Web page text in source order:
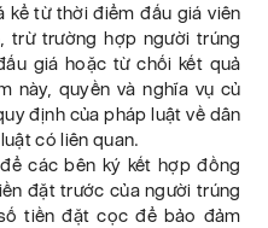
kể từ thời điểm đấu giá viên
trừ trường hợp người trúng
giá hoặc từ chối kết quả
này, quyền và nghĩa vụ củ
định của pháp luật về dân
có liên quan.
các bên ký kết hợp đồng
đặt trước của người trúng
tiền đặt cọc để bảo đảm